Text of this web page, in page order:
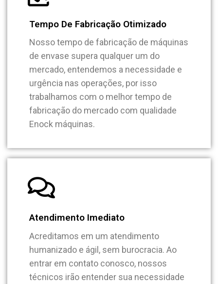
Tempo De Fabricação Otimizado
Nosso tempo de fabricação de máquinas
de envase supera qualquer um do
mercado, entendemos a necessidade e
urgência nas operações, por isso
trabalhamos com o melhor tempo de
fabricação do mercado com qualidade
Enock máquinas.
Atendimento Imediato
Acreditamos em um atendimento
humanizado e ágil, sem burocracia. Ao
entrar em contato conosco, nossos
técnicos irão entender sua necessidade